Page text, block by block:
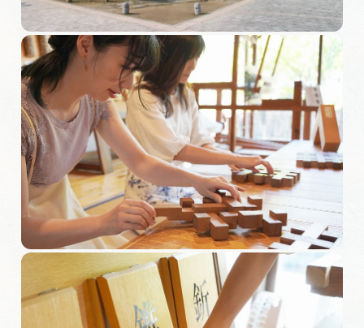
体験予約サイト「ＶＩＳＩＴ岐阜県」
岐阜県アウトドア観光キャンペーン
岐阜県まるごと観光エリアガイド
岐阜県観光データベース
旅行会社・観光事業者の皆様へ
フォトライブラリー
動画ライブラリー